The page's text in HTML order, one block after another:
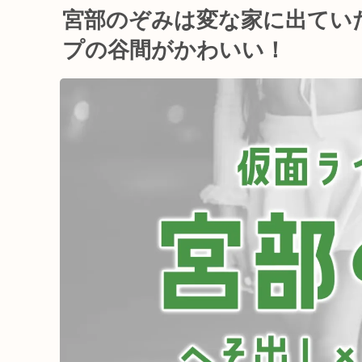
宮部のぞみは変な家に出て
プの谷間がかわいい！